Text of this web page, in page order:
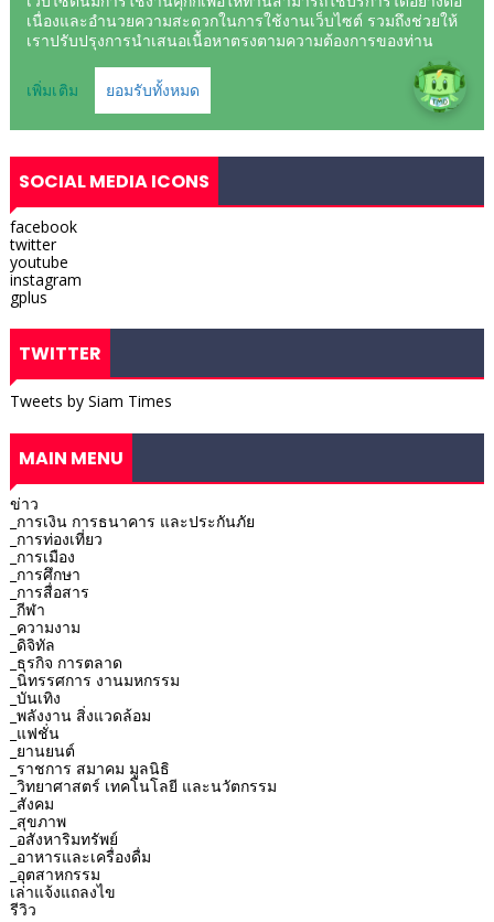
SOCIAL MEDIA ICONS
facebook
twitter
youtube
instagram
gplus
TWITTER
Tweets by Siam Times
MAIN MENU
ข่าว
_การเงิน การธนาคาร และประกันภัย
_การท่องเที่ยว
_การเมือง
_การศึกษา
_การสื่อสาร
_กีฬา
_ความงาม
_ดิจิทัล
_ธุรกิจ การตลาด
_นิทรรศการ งานมหกรรม
_บันเทิง
_พลังงาน สิ่งแวดล้อม
_แฟชั่น
_ยานยนต์
_ราชการ สมาคม มูลนิธิ
_วิทยาศาสตร์ เทคโนโลยี และนวัตกรรม
_สังคม
_สุขภาพ
_อสังหาริมทรัพย์
_อาหารและเครื่องดื่ม
_อุตสาหกรรม
เล่าแจ้งแถลงไข
รีวิว